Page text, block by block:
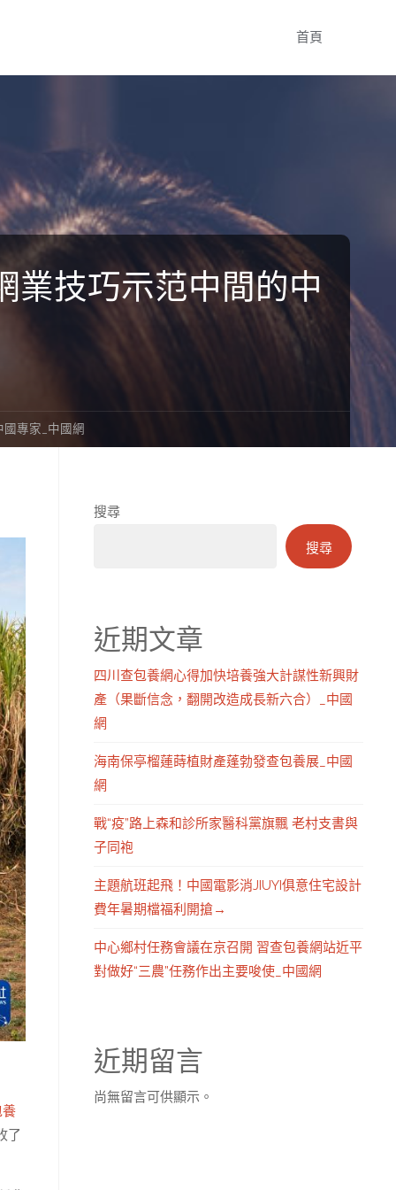
首頁
業技巧示范中間的中
專家_中國網
養
了
搜尋
搜尋
近期文章
四川查包養網心得加快培養強大計謀性新興財
產（果斷信念，翻開改造成長新六合）_中國
網
海南保亭榴蓮蒔植財產蓬勃發查包養展_中國
網
戰“疫”路上森和診所家醫科黨旗飄 老村支書與
子同袍
主題航班起飛！中國電影消JIUYI俱意住宅設計
費年暑期檔福利開搶→
中心鄉村任務會議在京召開 習查包養網站近平
對做好“三農”任務作出主要唆使_中國網
近期留言
尚無留言可供顯示。